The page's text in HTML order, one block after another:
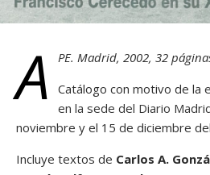
A
PE. Madrid, 2002, 32
Catálogo con motivo de la
en la sede del Diario
noviembre y el 15 de diciembre
Incluye textos de Carlos A.